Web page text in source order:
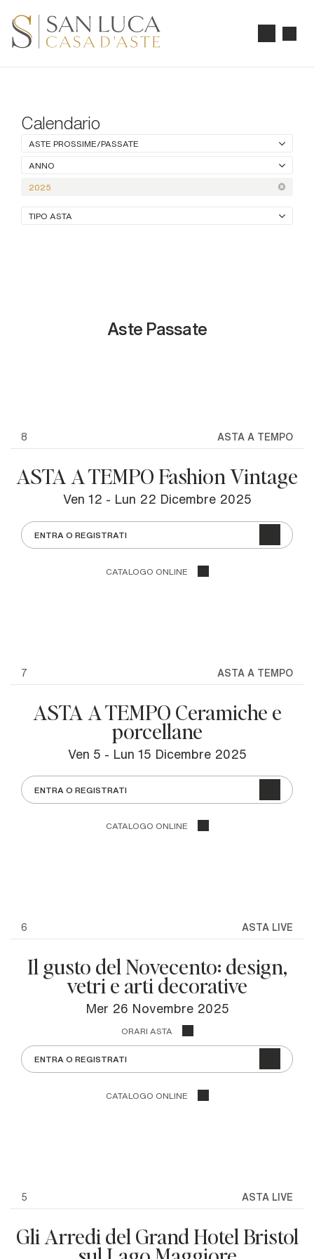
Calendario
ASTE PROSSIME/PASSATE
ANNO
2025
TIPO ASTA
Aste Passate
8 ASTA A TEMPO
ASTA A TEMPO Fashion Vintage
ven 12 - lun 22 Dicembre 2025
ENTRA O REGISTRATI
CATALOGO ONLINE
7 ASTA A TEMPO
ASTA A TEMPO Ceramiche e
porcellane
ven 5 - lun 15 Dicembre 2025
ENTRA O REGISTRATI
CATALOGO ONLINE
6 ASTA LIVE
Il gusto del Novecento: design,
vetri e arti decorative
mer 26 Novembre 2025
ORARI ASTA
ENTRA O REGISTRATI
CATALOGO ONLINE
5 ASTA LIVE
Gli Arredi del Grand Hotel Bristol